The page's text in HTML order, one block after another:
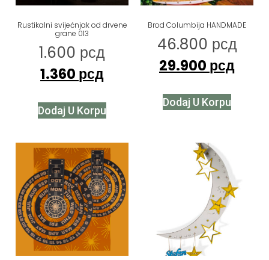
Rustikalni svijećnjak od drvene
grane 013
1.600 рсд
1.360 рсд
Dodaj U Korpu
Brod Columbija HANDMADE
46.800 рсд
29.900 рсд
Dodaj U Korpu